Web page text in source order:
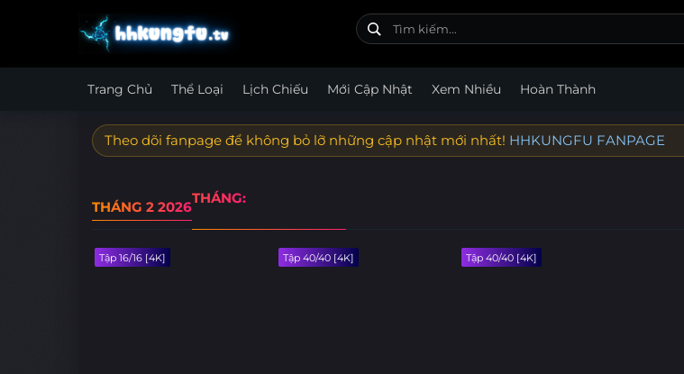
Trang Chủ Thể Loại Lịch Chiếu Mới Cập Nhật Xem Nhiều Hoàn Thành
Theo dõi fanpage để không bỏ lỡ những cập nhật mới nhất! HHKUNGFU FANPAGE
THÁNG:
THÁNG 2 2026
Tập 16/16 [4K] Tập 40/40 [4K] Tập 40/40 [4K]